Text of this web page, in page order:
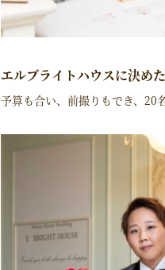
エルブライトハウスに決め
予算も合い、前撮りもでき、20